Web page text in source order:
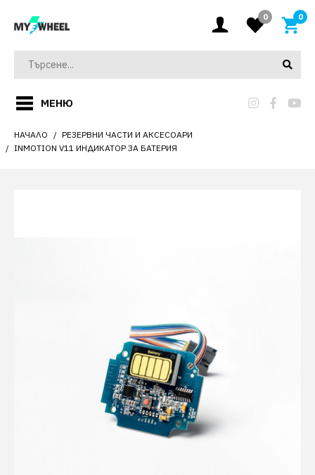
0 0
МЕНЮ
НАЧАЛО
РЕЗЕРВНИ ЧАСТИ И АКСЕСОАРИ
INMOTION V11 ИНДИКАТОР ЗА БАТЕРИЯ